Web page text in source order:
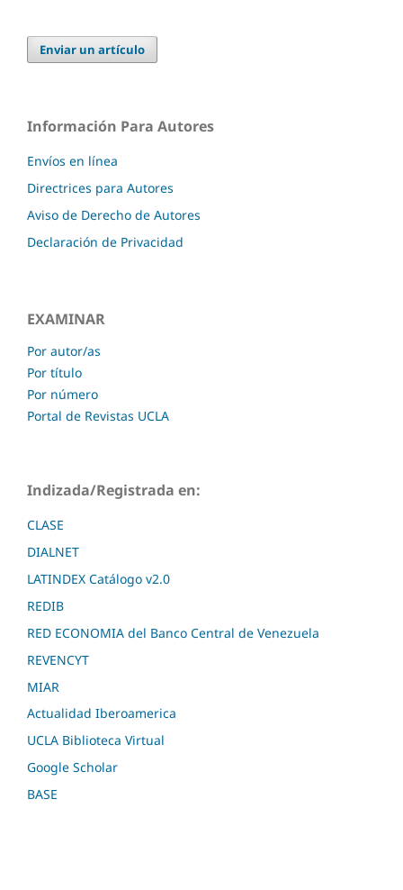
Enviar un artículo
Información Para Autores
Envíos en línea
Directrices para Autores
Aviso de Derecho de Autores
Declaración de Privacidad
EXAMINAR
Por autor/as
Por título
Por número
Portal de Revistas UCLA
Indizada/Registrada en:
CLASE
DIALNET
LATINDEX Catálogo v2.0
REDIB
RED ECONOMIA del Banco Central de Venezuela
REVENCYT
MIAR
Actualidad Iberoamerica
UCLA Biblioteca Virtual
Google Scholar
BASE